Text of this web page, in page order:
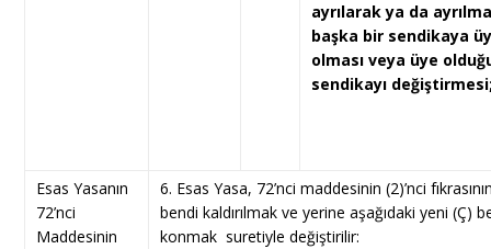
ayrılarak ya da
başka bir sendikaya
olması veya üye
sendikayı
Esas Yasanın
72’nci
Maddesinin
6. Esas Yasa, 72’nci maddesinin (2)’nci
bendi kaldırılmak ve yerine aşağıdaki yeni (Ç)
konmak suretiyle değiştirilir: